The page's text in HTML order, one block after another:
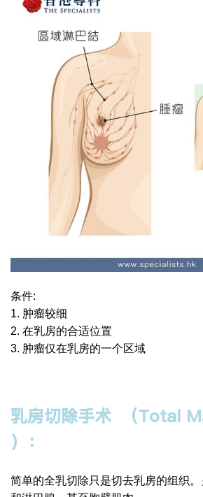
条件:
1. 肿瘤较细
2. 在乳房的合适位置
3. 肿瘤仅在乳房的一个区域
乳房切除手术 （Total
）：
简单的全乳切除只是切去乳房的组织